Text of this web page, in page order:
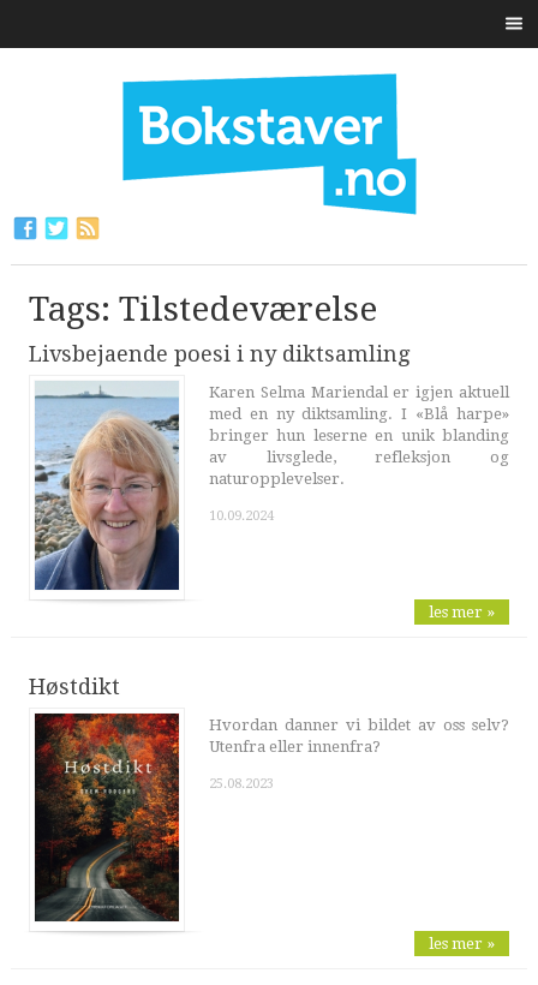
Tags: Tilstedeværelse
Livsbejaende poesi i ny diktsamling
Karen Selma Mariendal er igjen aktuell
med en ny diktsamling. I «Blå harpe»
bringer hun leserne en unik blanding
av livsglede, refleksjon og
naturopplevelser.
10.09.2024
les mer »
Høstdikt
Hvordan danner vi bildet av oss selv?
Utenfra eller innenfra?
25.08.2023
les mer »